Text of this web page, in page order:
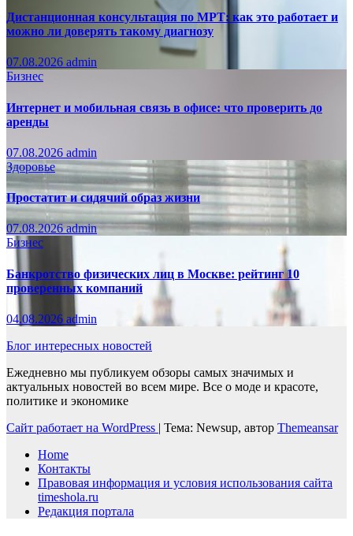
Дистанционная консультация по МРТ: как это работает и
можно ли доверять такому диагнозу
07.08.2026 admin
Бизнес
Интернет и мобильная связь в офисе: что проверить до
аренды
07.08.2026 admin
Здоровье
Простатит и сидячий образ жизни
07.08.2026admin
Бизнес
Банкротство физических лиц в Москве: рейтинг 10
проверенных компаний
04.08.2026 admin
Блог интересных новостей
Ежедневно мы публикуем обзоры самых значимых и
актуальных новостей во всем мире. Все о моде и красоте,
политике и экономике
Сайт работает на WordPress | Тема: Newsup, автор Themeansar
Home
Контакты
Правовая информация и условия использования сайта
timeshola.ru
Редакция портала